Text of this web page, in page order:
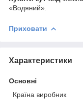
«Водяний».
Приховати
Характеристики
Основні
Країна виробник